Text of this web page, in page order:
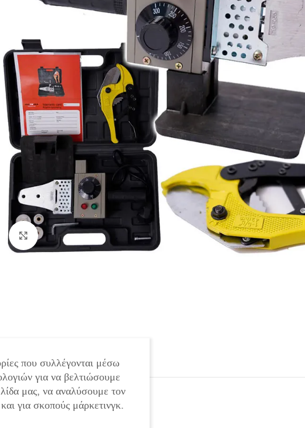
Click to enlarge
που συλλέγονται μέσω
για να βελτιώσουμε
μας, να αναλύσουμε τον
για σκοπούς μάρκετινγκ.